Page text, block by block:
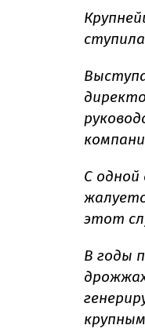
С одной
этот
В годы